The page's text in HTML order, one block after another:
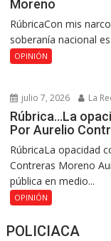
Moreno
RúbricaCon mis
soberanía nacional
OPINIÓN
julio 7, 2026 La
Rúbrica…La
Por Aurelio
RúbricaLa opacidad
Contreras Moreno
pública en medio...
OPINIÓN
POLICIACA